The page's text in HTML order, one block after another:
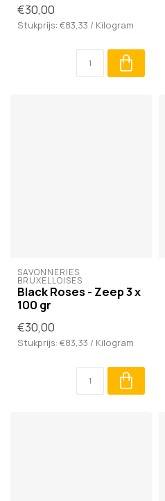
€30,00
Stukprijs: €83,33 / Kilogram
SAVONNERIES
BRUXELLOISES
Black Roses - Zeep 3 x
100 gr
€30,00
Stukprijs: €83,33 / Kilogram